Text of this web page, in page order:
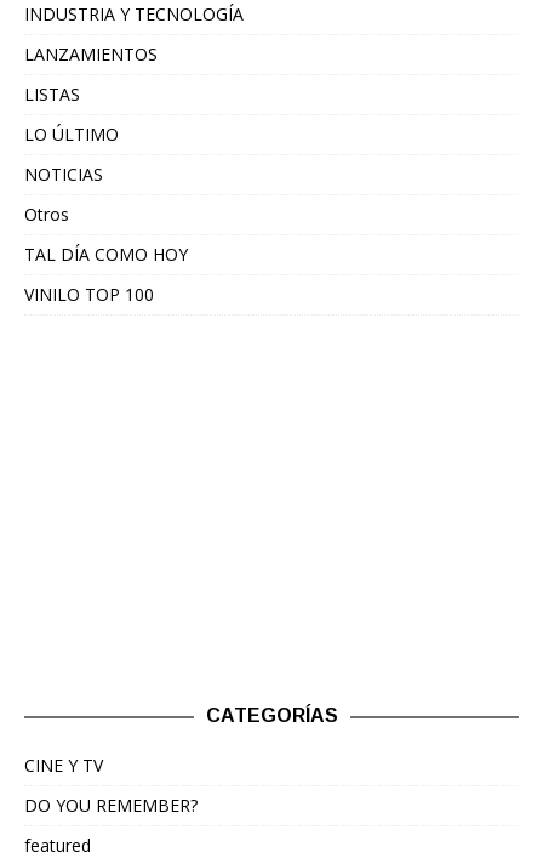
INDUSTRIA Y TECNOLOGÍA
LANZAMIENTOS
LISTAS
LO ÚLTIMO
NOTICIAS
Otros
TAL DÍA COMO HOY
VINILO TOP 100
CATEGORÍAS
CINE Y TV
DO YOU REMEMBER?
featured